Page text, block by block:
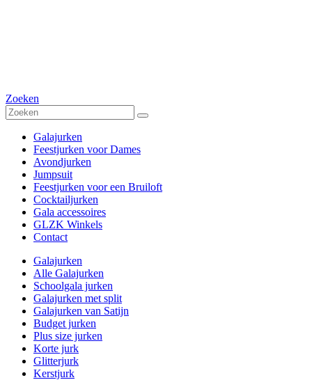
Zoeken
Galajurken
Feestjurken voor Dames
Avondjurken
Jumpsuit
Feestjurken voor een Bruiloft
Cocktailjurken
Gala accessoires
GLZK Winkels
Contact
Galajurken
Alle Galajurken
Schoolgala jurken
Galajurken met split
Galajurken van Satijn
Budget jurken
Plus size jurken
Korte jurk
Glitterjurk
Kerstjurk